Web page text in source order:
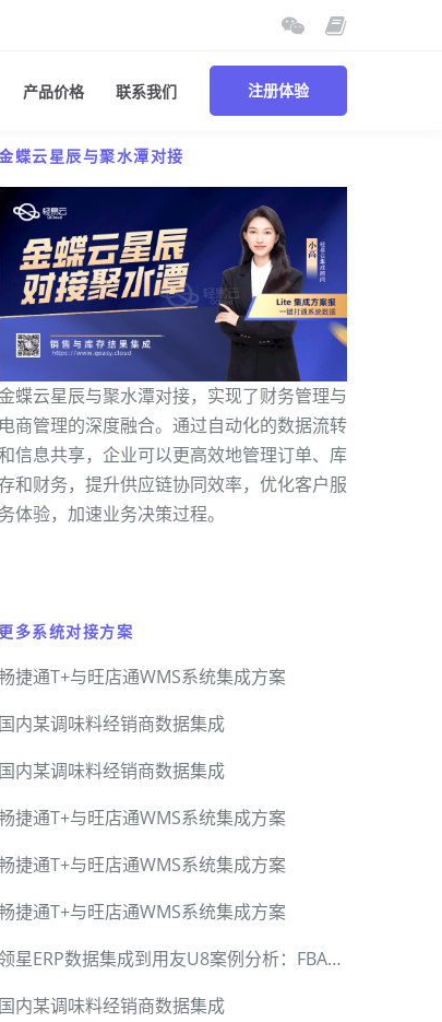
产品价格 联系我们 注册体验
蝶云星辰与聚水潭对接
蝶云星辰与聚水潭对接，实现了财务管理与
电商管理的深度融合。通过自动化的数据流转
信息共享，企业可以更高效地管理订单、库
和财务，提升供应链协同效率，优化客户服
务体验，加速业务决策过程。
更多系统对接方案
畅捷通T+与旺店通WMS系统集成方案
国内某调味料经销商数据集成
国内某调味料经销商数据集成
畅捷通T+与旺店通WMS系统集成方案
畅捷通T+与旺店通WMS系统集成方案
畅捷通T+与旺店通WMS系统集成方案
领星ERP数据集成到用友U8案例分析：FBA调拨入库
国内某调味料经销商数据集成